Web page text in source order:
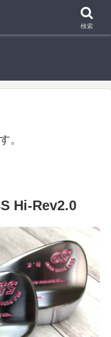
フ工房 エムズクラフト
。
Hi-Rev2.0
検索